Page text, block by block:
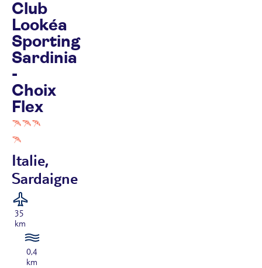
Club
Lookéa
Sporting
Sardinia
-
Choix
Flex
Italie,
Sardaigne
35
km
0,4
km